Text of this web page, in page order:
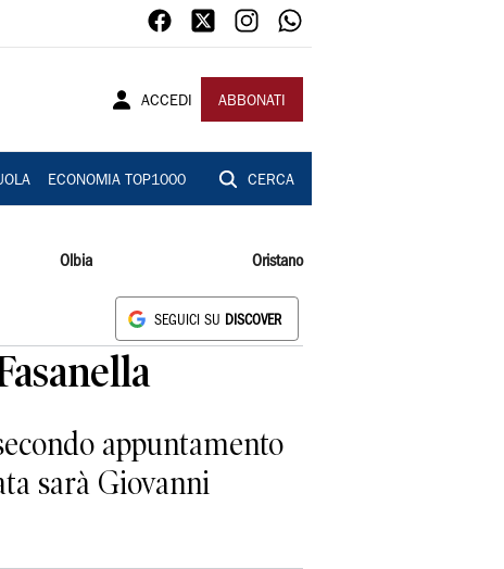
ACCEDI ABBONATI
ECONOMIA TOP1000 CERCA
Olbia Oristano
SEGUICI SU DISCOVER
appuntamento
sarà Giovanni